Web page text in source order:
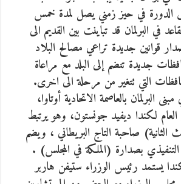
الدورة في حيز زمني يصل لمدة خمس
في البرلمان قد تباينت بين القديم الى
قوانين جديدة تراعي مصالح البلاد
جديدة تنضم إلى البلد مع مراعاة
التي تتغير من مرحلة الى اخرى.
البرلمان بالعاصمة الاتحادية أوتاوا،
العام لكندا ديفيد جونستون، وهو يرتبط
الثانية) صاحبة التاج البريطاني ، ويضم
بصدارة (الملكة في المجلس) .
يستمد رئيس الوزراء ستيفن هاربر